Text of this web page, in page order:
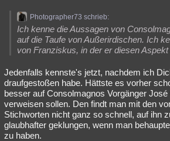
Photographer73 schrieb:
Ich kenne die Aussagen von
auf die Taufe von Außerirdischen. Ich
von Franziskus, in der er diesen
Jedenfalls kennste's jetzt, nachdem ich
draufgestoßen habe. Hättste es vorher
besser auf Consolmagnos Vorgänger José
verweisen sollen. Den findt man mit den
Stichworten nicht ganz so schnell, auf ihn
glaubhafter geklungen, wenn man
zu haben.